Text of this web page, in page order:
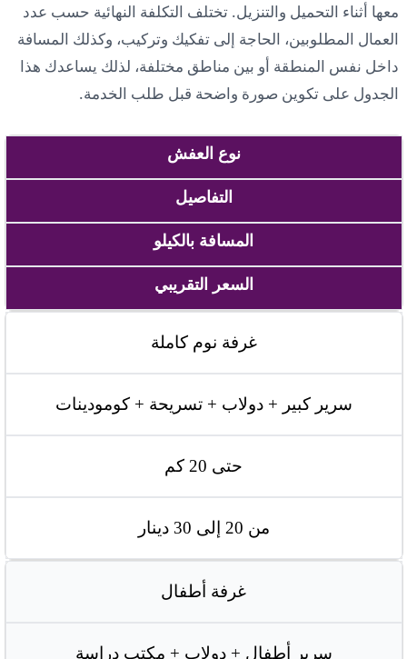
معها أثناء التحميل والتنزيل. تختلف التكلفة النهائية حسب عدد
العمال المطلوبين، الحاجة إلى تفكيك وتركيب، وكذلك المسافة
داخل نفس المنطقة أو بين مناطق مختلفة، لذلك يساعدك هذا
الجدول على تكوين صورة واضحة قبل طلب الخدمة.
نوع العفش
التفاصيل
المسافة بالكيلو
السعر التقريبي
غرفة نوم كاملة
سرير كبير + دولاب + تسريحة + كومودينات
حتى 20 كم
من 20 إلى 30 دينار
غرفة أطفال
سرير أطفال + دولاب + مكتب دراسة